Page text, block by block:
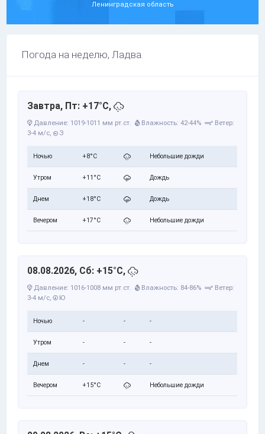
Ленинградская область
Погода на неделю, Ладва.
Завтра, Пт: +17°C,
Давление: 1019-1011 мм рт.ст. Влажность: 42-44%
Ветер:
3-4 м/с,
З
Ночью +8°C Небольшие дожди
Утром +11°C Дождь
Днем +18°C Дождь
Вечером +17°C Небольшие дожди
08.08.2026, Сб: +15°C,
Давление: 1016-1008 мм рт.ст. Влажность: 84-86%
Ветер:
3-4 м/с, Ю
Ночью - - -
Утром - - -
Днем - - -
Вечером +15°C Небольшие дожди